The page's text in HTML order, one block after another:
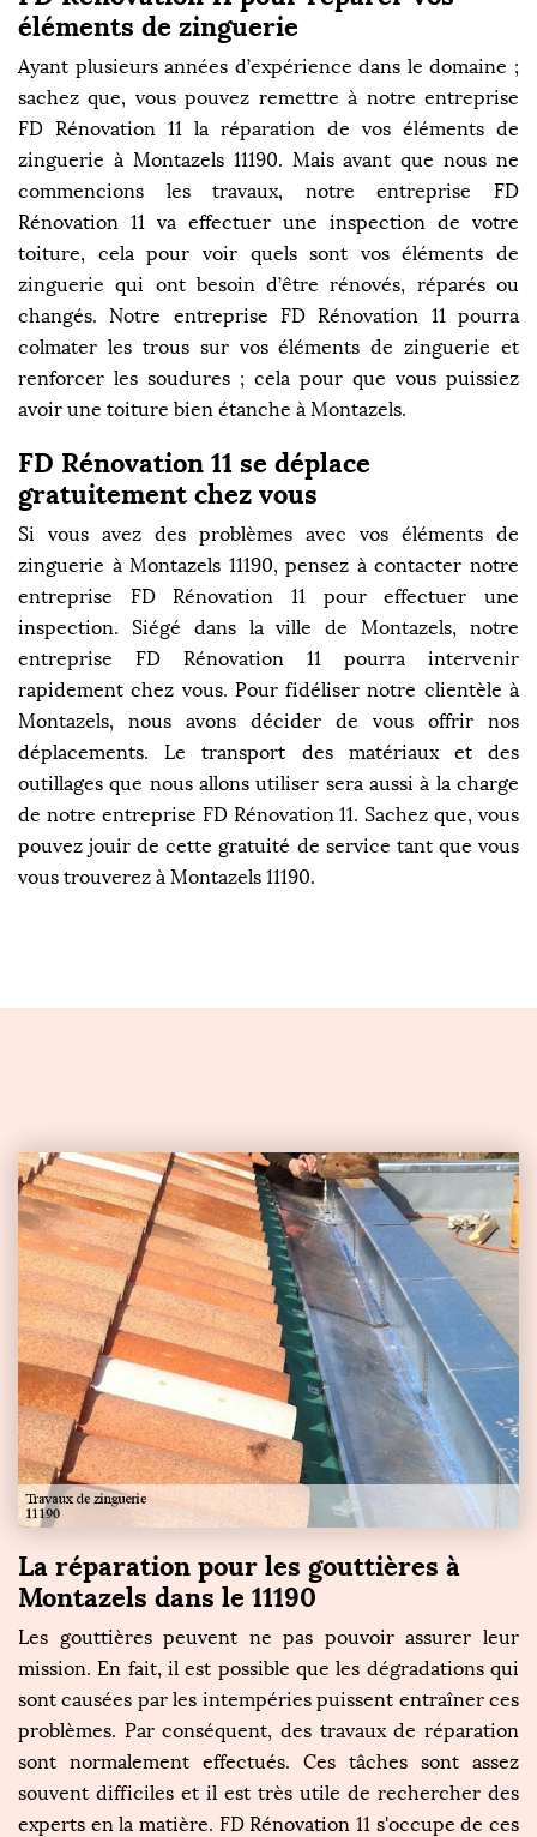
éléments de zinguerie
Ayant plusieurs années d’expérience dans le domaine ;
sachez que, vous pouvez remettre à notre entreprise
FD Rénovation 11 la réparation de vos éléments de
zinguerie à Montazels 11190. Mais avant que nous ne
commencions les travaux, notre entreprise FD
Rénovation 11 va effectuer une inspection de votre
toiture, cela pour voir quels sont vos éléments de
zinguerie qui ont besoin d’être rénovés, réparés ou
changés. Notre entreprise FD Rénovation 11 pourra
colmater les trous sur vos éléments de zinguerie et
renforcer les soudures ; cela pour que vous puissiez
avoir une toiture bien étanche à Montazels.
FD Rénovation 11 se déplace
gratuitement chez vous
Si vous avez des problèmes avec vos éléments de
zinguerie à Montazels 11190, pensez à contacter notre
entreprise FD Rénovation 11 pour effectuer une
inspection. Siégé dans la ville de Montazels, notre
entreprise FD Rénovation 11 pourra intervenir
rapidement chez vous. Pour fidéliser notre clientèle à
Montazels, nous avons décider de vous offrir nos
déplacements. Le transport des matériaux et des
outillages que nous allons utiliser sera aussi à la charge
de notre entreprise FD Rénovation 11. Sachez que, vous
pouvez jouir de cette gratuité de service tant que vous
vous trouverez à Montazels 11190.
La réparation pour les gouttières à
Montazels dans le 11190
Les gouttières peuvent ne pas pouvoir assurer leur
mission. En fait, il est possible que les dégradations qui
sont causées par les intempéries puissent entraîner ces
problèmes. Par conséquent, des travaux de réparation
sont normalement effectués. Ces tâches sont assez
souvent difficiles et il est très utile de rechercher des
experts en la matière. FD Rénovation 11 s'occupe de ces